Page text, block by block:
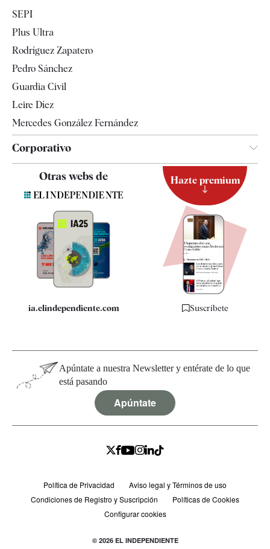
Televisión
SEPI
Plus Ultra
Rodríguez Zapatero
Pedro Sánchez
Guardia Civil
Leire Díez
Mercedes González Fernández
Corporativo
Contacto
Quiénes somos
Especificaciones
Otras webs de
ia.elindependiente.com
Hazte premium
Suscríbete
Apúntate a nuestra Newsletter y entérate de lo que
está pasando
Apúntate
Política de Privacidad
Aviso legal y Términos de uso
Condiciones de Registro y Suscripción
Políticas de Cookies
Configurar cookies
© 2026 EL INDEPENDIENTE